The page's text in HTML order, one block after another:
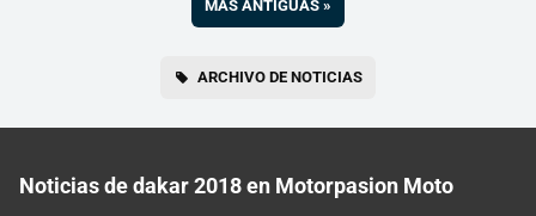
MÁS ANTIGUAS »
ARCHIVO DE NOTICIAS
Noticias de dakar 2018 en Motorpasion Moto